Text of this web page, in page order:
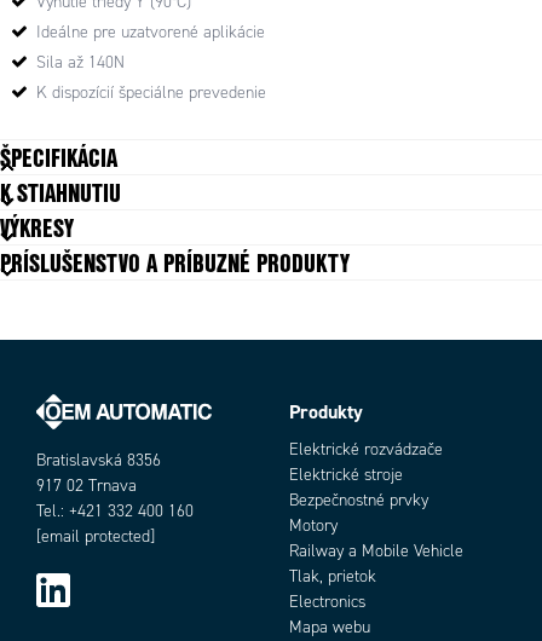
Ideálne pre uzatvorené aplikácie
Sila až 140N
K dispozícií špeciálne prevedenie
ŠPECIFIKÁCIA
Insulation class
Max. napätie DC 205 V
Typ napätia DC
Výkon
Zdvih
K STIAHNUTIU
VÝKRESY
PRÍSLUŠENSTVO A PRÍBUZNÉ PRODUKTY
Bratislavská 8356
917 02 Trnava
Tel.: +421 332 400 160
[email protected]
Produkty
Elektrické rozvádzače
Elektrické stroje
Bezpečnostné prvky
Motory
Railway a Mobile Vehicle
Tlak, prietok
Electronics
Mapa webu